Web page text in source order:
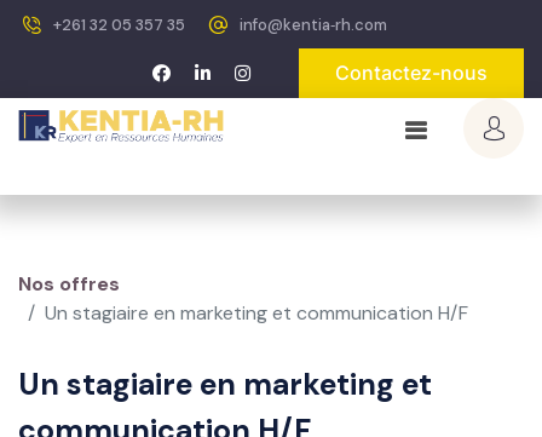
+261 32 05 357 35 info@kentia‐rh.com
Contactez-nous
Nos offres
Un stagiaire en marketing et communication H/F
Un stagiaire en marketing et